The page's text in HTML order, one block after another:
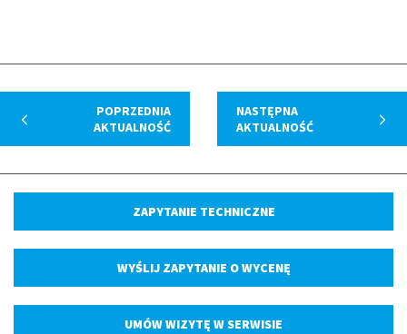
POPRZEDNIA
AKTUALNOŚĆ
NASTĘPNA
AKTUALNOŚĆ
ZAPYTANIE TECHNICZNE
WYŚLIJ ZAPYTANIE O WYCENĘ
UMÓW WIZYTĘ W SERWISIE